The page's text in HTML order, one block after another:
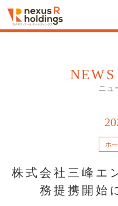
ニュ
ホ
株式会社三峰エ
務提携開始